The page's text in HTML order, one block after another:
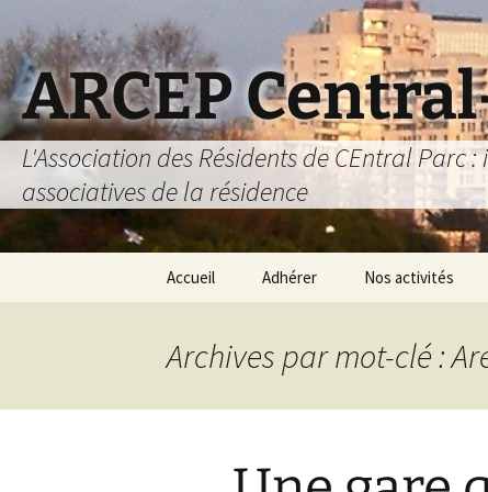
au
contenu
ARCEP
L'Association des Résidents de CEntral
associatives de la résidence
Accueil Adhérer Nos activités
Activités détente
Archives par mot-clé :